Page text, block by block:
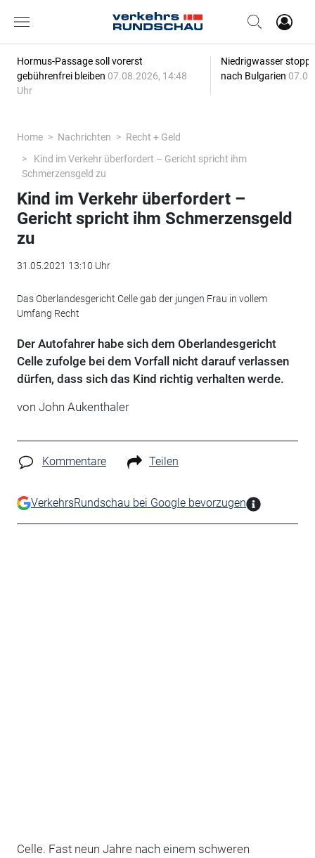
Hormus-Passage soll vorerst
gebührenfrei bleiben 07.08.2026, 14:48
Uhr
Niedrigwasser
nach Bulgarien
Home Nachrichten
Recht + Geld
Kind im Verkehr überfordert – Gericht spricht ihm
Schmerzensgeld zu
Kind im Verkehr überfordert –
Gericht spricht ihm Schmerzensgeld
zu
31.05.2021 13:10 Uhr
Das Oberlandesgericht Celle gab der jungen Frau in vollem
Umfang Recht
Der Autofahrer habe sich dem Oberlandesgericht
Celle zufolge bei dem Vorfall nicht darauf verlassen
dürfen, dass sich das Kind richtig verhalten werde.
von John Aukenthaler
Kommentare Teilen
VerkehrsRundschau bei Google bevorzugen
Celle. Fast neun Jahre nach einem schweren